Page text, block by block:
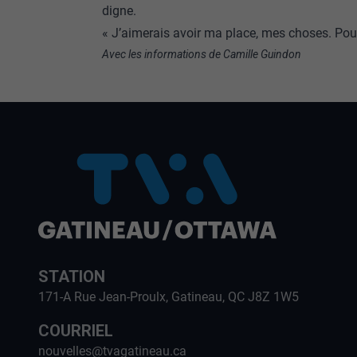
digne.
« J’aimerais avoir ma place, mes choses.
Avec les informations de Camille Guindon
STATION
171-A Rue Jean-Proulx, Gatineau, QC J8Z 1W5
COURRIEL
nouvelles@tvagatineau.ca